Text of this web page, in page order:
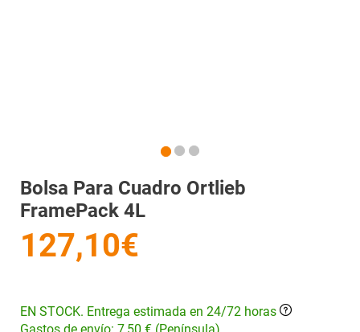
Bolsa Para Cuadro Ortlieb
FramePack 4L
127,10€
EN STOCK. Entrega estimada en 24/72 horas